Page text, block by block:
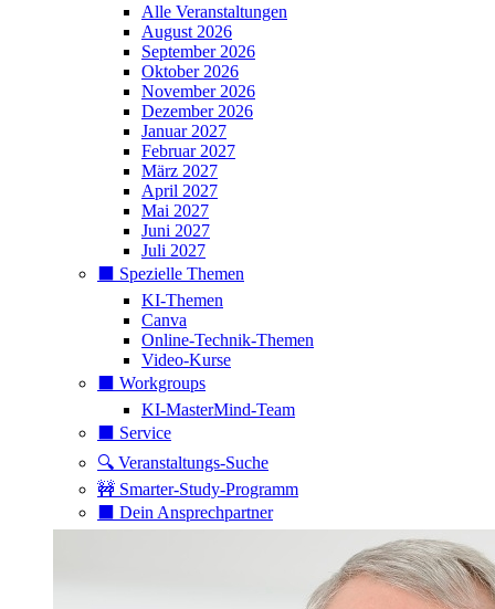
Alle Veranstaltungen
August 2026
September 2026
Oktober 2026
November 2026
Dezember 2026
Januar 2027
Februar 2027
März 2027
April 2027
Mai 2027
Juni 2027
Juli 2027
⬛️ Spezielle Themen
KI-Themen
Canva
Online-Technik-Themen
Video-Kurse
⬛️ Workgroups
KI-MasterMind-Team
⬛️ Service
🔍 Veranstaltungs-Suche
🚧 Smarter-Study-Programm
⬛️ Dein Ansprechpartner